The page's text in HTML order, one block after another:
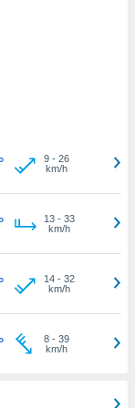
9- 26
km/h
13- 33
km/h
14- 32
km/h
8- 39
km/h